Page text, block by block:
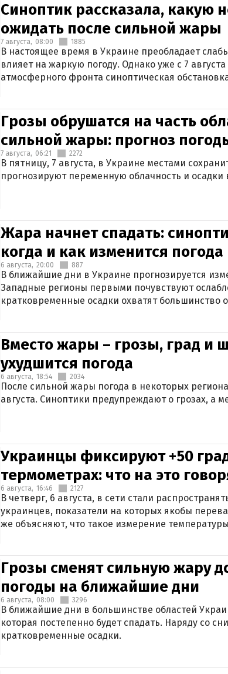
Синоптик рассказала, какую
ожидать после сильной жары
7 августа, 08:00 1885
В настоящее время в Украине преобладает
влияет на жаркую погоду. Однако уже с 7
атмосферного фронта синоптическая
Грозы обрушатся на часть
сильной жары: прогноз
7 августа, 06:21 2272
В пятницу, 7 августа, в Украине местами
прогнозируют переменную облачность и осадки
Жара начнет спадать:
когда и как изменится
6 августа, 20:00 887
В ближайшие дни в Украине прогнозируется
Западные регионы первыми почувствуют
кратковременные осадки охватят большинство
Вместо жары – грозы, град и
ухудшится погода
6 августа, 18:54 2034
После сильной жары погода в некоторых
августа. Синоптики предупреждают о грозах, а
Украинцы фиксируют +50
термометрах: что на это
6 августа, 16:46 2127
В четверг, 6 августа, в сети стали
украинцев, показатели на которых якобы
же объясняют, что такое измерение
Грозы сменят сильную жару
погоды на ближайшие дни
6 августа, 08:00 3296
В ближайшие дни в большинстве областей
которая постепенно будет спадать. Наряду со
кратковременные осадки.